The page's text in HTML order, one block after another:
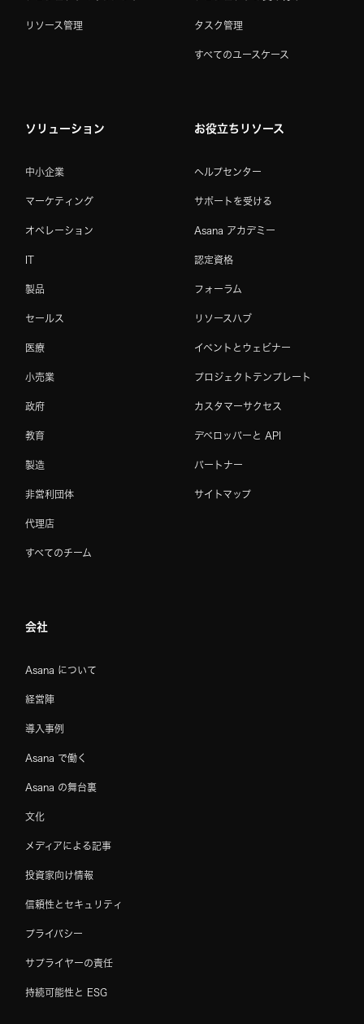
リソース管理 タスク管理
すべてのユースケース
ソリューション
中小企業
マーケティング
オペレーション
IT
製品
セールス
医療
小売業
政府
教育
製造
非営利団体
代理店
すべてのチーム
お役立ちリソース
ヘルプセンター
サポートを受ける
Asana アカデミー
認定資格
フォーラム
リソースハブ
イベントとウェビナー
プロジェクトテンプレート
カスタマーサクセス
デベロッパーと API
パートナー
サイトマップ
会社
Asana について
経営陣
導入事例
Asana で働く
Asana の舞台裏
文化
メディアによる記事
投資家向け情報
信頼性とセキュリティ
プライバシー
サプライヤーの責任
持続可能性と ESG